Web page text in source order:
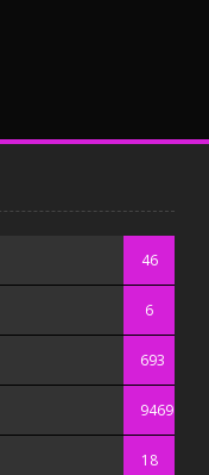
46
6
693
9469
18